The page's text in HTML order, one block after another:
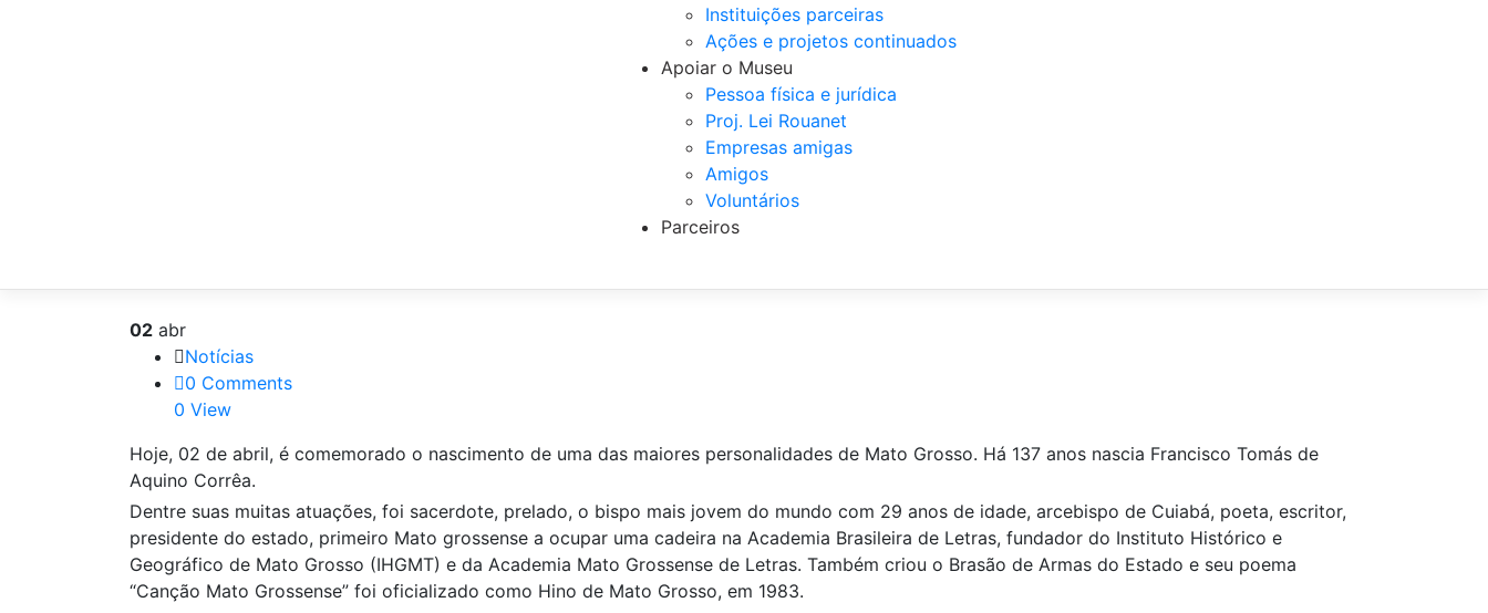
Instituições parceiras
Ações e projetos continuados
Apoiar o Museu
Pessoa física e jurídica
Proj. Lei Rouanet
Empresas amigas
Amigos
Voluntários
Parceiros
02 abr
Notícias
0 Comments
0 View
Hoje, 02 de abril, é comemorado o nascimento de uma das maiores personalidades de Mato Grosso. Há 137 anos nascia Francisco Tomás de
Aquino Corrêa.
Dentre suas muitas atuações, foi sacerdote, prelado, o bispo mais jovem do mundo com 29 anos de idade, arcebispo de Cuiabá, poeta, escritor,
presidente do estado, primeiro Mato grossense a ocupar uma cadeira na Academia Brasileira de Letras, fundador do Instituto Histórico e
Geográfico de Mato Grosso (IHGMT) e da Academia Mato Grossense de Letras. Também criou o Brasão de Armas do Estado e seu poema
“Canção Mato Grossense” foi oficializado como Hino de Mato Grosso, em 1983.